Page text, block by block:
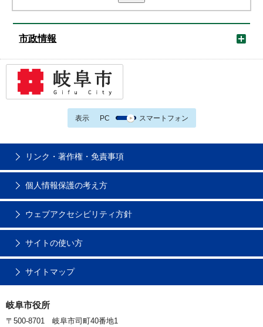
市政情報
表示 PC スマートフォン
リンク・著作権・免責事項
個人情報保護の考え方
ウェブアクセシビリティ方針
サイトの使い方
サイトマップ
岐阜市役所
〒500-8701 岐阜市司町40番地1